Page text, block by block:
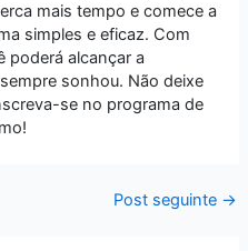
mais tempo e comece a
simples e eficaz. Com
poderá alcançar a
sonhou. Não deixe
se no programa de
Post seguinte →